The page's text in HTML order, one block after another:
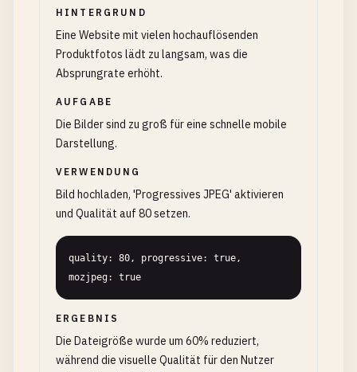
HINTERGRUND
Eine Website mit vielen hochauflösenden
Produktfotos lädt zu langsam, was die
Absprungrate erhöht.
AUFGABE
Die Bilder sind zu groß für eine schnelle mobile
Darstellung.
VERWENDUNG
Bild hochladen, 'Progressives JPEG' aktivieren
und Qualität auf 80 setzen.
quality: 80, progressive: true,
mozjpeg: true
ERGEBNIS
Die Dateigröße wurde um 60% reduziert,
während die visuelle Qualität für den Nutzer